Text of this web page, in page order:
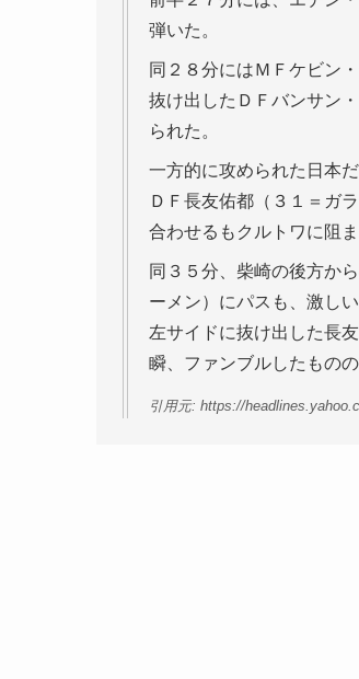
弾いた。
同２８分にはＭＦケビン
抜け出したＤＦバンサン
られた。
一方的に攻められた日本
ＤＦ長友佑都（３１＝ガ
合わせるもクルトワに阻ま
同３５分、柴崎の後方か
ーメン）にパスも、激し
左サイドに抜け出した長
瞬、ファンブルしたものの
引用元: https://